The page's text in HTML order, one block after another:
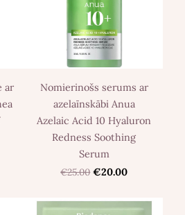
ar
Nomierinošs serums ar
azelaīnskābi Anua
Azelaic Acid 10 Hyaluron
Redness Soothing
Serum
€25.00 €20.00